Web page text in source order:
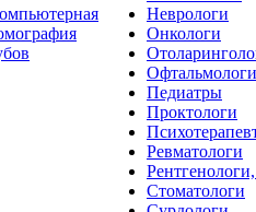
Неврологи
Онкологи
Офтальмологи
Педиатры
Проктологи
Ревматологи
Стоматологи